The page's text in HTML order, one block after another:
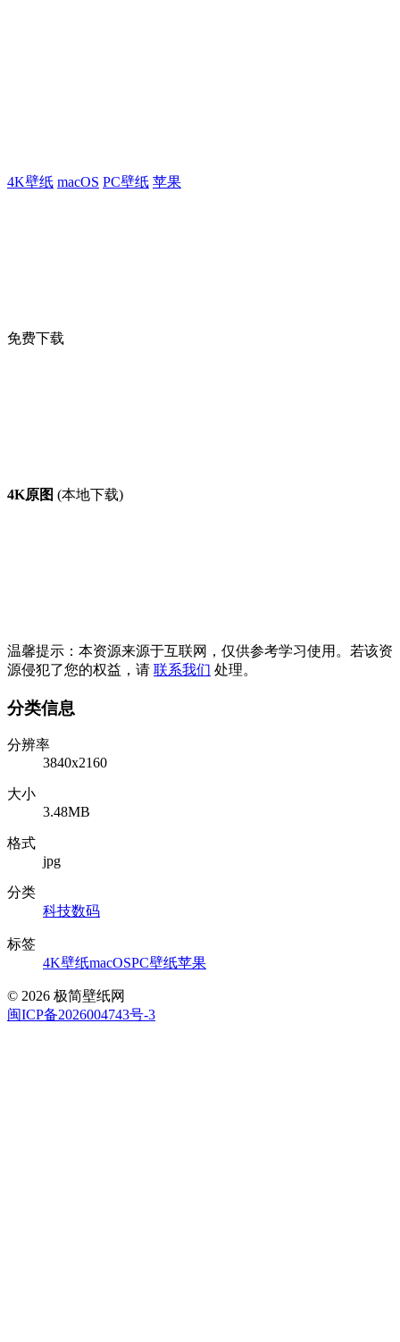
4K壁纸 macOS PC壁纸 苹果
免费下载
4K原图 (本地下载)
温馨提示：本资源来源于互联网，仅供参考学习使用。若该资
源侵犯了您的权益，请 联系我们 处理。
分类信息
分辨率
3840x2160
大小
3.48MB
格式
jpg
分类
科技数码
标签
4K壁纸macOSPC壁纸苹果
© 2026 极简壁纸网
闽ICP备2026004743号-3